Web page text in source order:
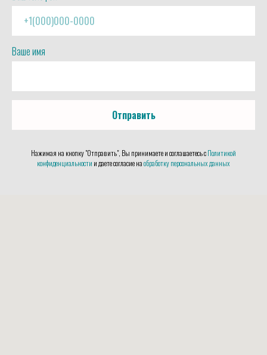
Ваше имя
Отправить
Нажимая на кнопку "Отправить", Вы принимаете и соглашаетесь сПолитикой
конфиденциальности и даете согласие наобработку персональных данных